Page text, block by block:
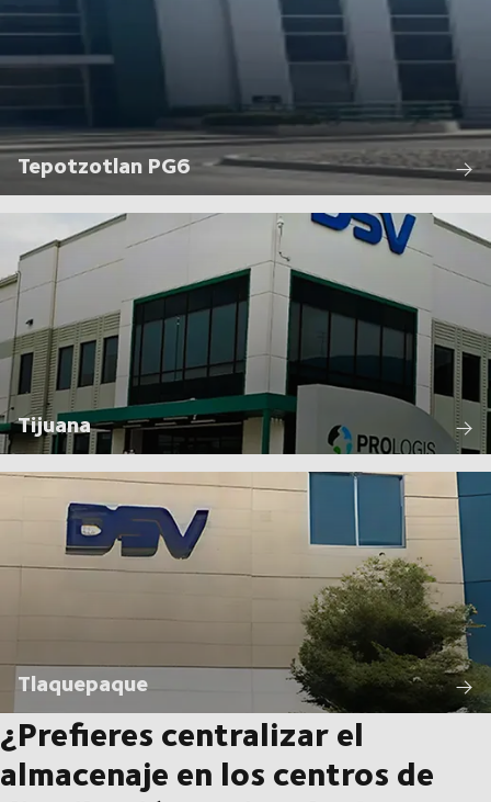
Tepotzotlan PG6
Tijuana
Tlaquepaque
¿Prefieres centralizar el
almacenaje en los centros de